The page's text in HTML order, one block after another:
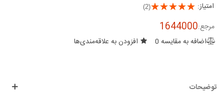
امتیاز: (2)
مرجع:1644000
اضافه به مقایسه 0 افزودن به علاقه‌مندی‌ها
توضیحات